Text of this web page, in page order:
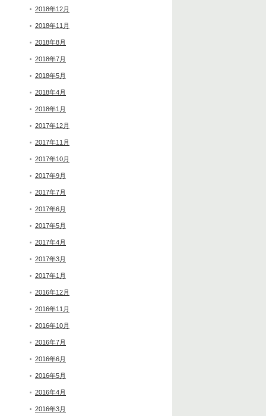
2018年12月
2018年11月
2018年8月
2018年7月
2018年5月
2018年4月
2018年1月
2017年12月
2017年11月
2017年10月
2017年9月
2017年7月
2017年6月
2017年5月
2017年4月
2017年3月
2017年1月
2016年12月
2016年11月
2016年10月
2016年7月
2016年6月
2016年5月
2016年4月
2016年3月